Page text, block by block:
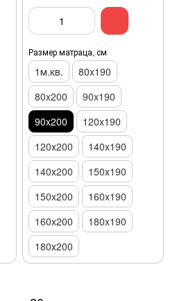
Размер матраца, см
1м.кв.
80x190
80x200
90x190
90x200
120x190
120х200
140x190
140х200
150х190
150x200
160x190
160x200
180x190
180х200